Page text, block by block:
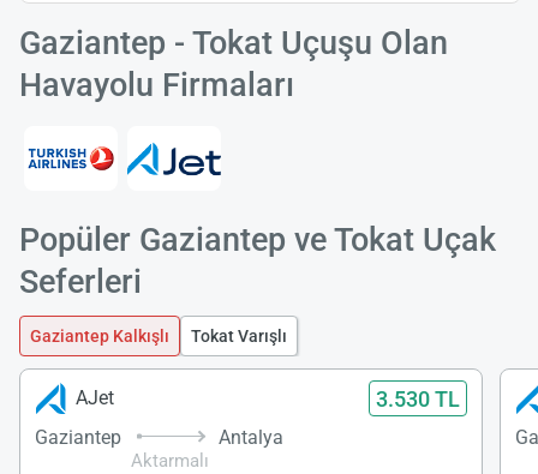
Gaziantep - Tokat Uçuşu Olan
Havayolu Firmaları
Popüler Gaziantep ve Tokat Uçak
Seferleri
Gaziantep Kalkışlı Tokat Varışlı
AJet 3.530 TL
Gaziantep
Aktarmalı
Antalya